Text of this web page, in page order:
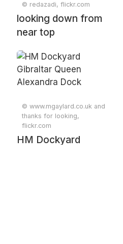
© redazadi, flickr.com
looking down from
near top
© www.mgaylard.co.uk and
thanks for looking,
flickr.com
HM Dockyard